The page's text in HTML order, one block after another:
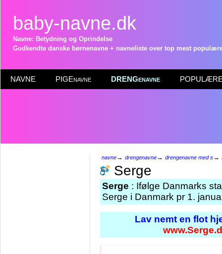
baby-navne.dk
Navne: Betydning og Oprindelse
Godkendte danske børnenavne + navneliste over top mest
NAVNE PIGEnavne DRENGenavne POPULÆRE
navne→ drengenavne→ drengenavne med s→
Serge
Serge : Ifølge Danmarks
Serge i Danmark pr 1.
Lav nemt en flot